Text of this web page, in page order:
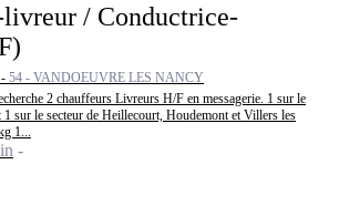
livreur / Conductrice-
54 - VANDOEUVRE LES NANCY
2 chauffeurs Livreurs H/F en messagerie. 1 sur le
1 sur le secteur de Heillecourt, Houdemont et Villers les
1...